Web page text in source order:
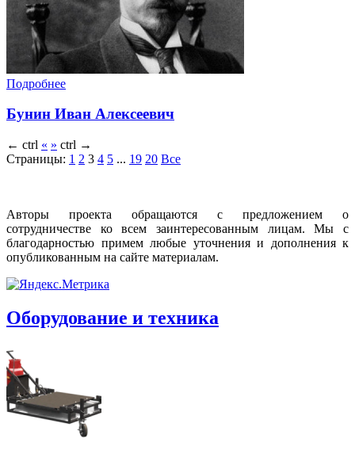
Подробнее
Бунин Иван Алексеевич
← ctrl « » ctrl →
Страницы: 1 2 3 4 5 ... 19 20 Все
Авторы проекта обращаются с предложением о
сотрудничестве ко всем заинтересованным лицам. Мы с
благодарностью примем любые уточнения и дополнения к
опубликованным на сайте материалам.
Оборудование и техника